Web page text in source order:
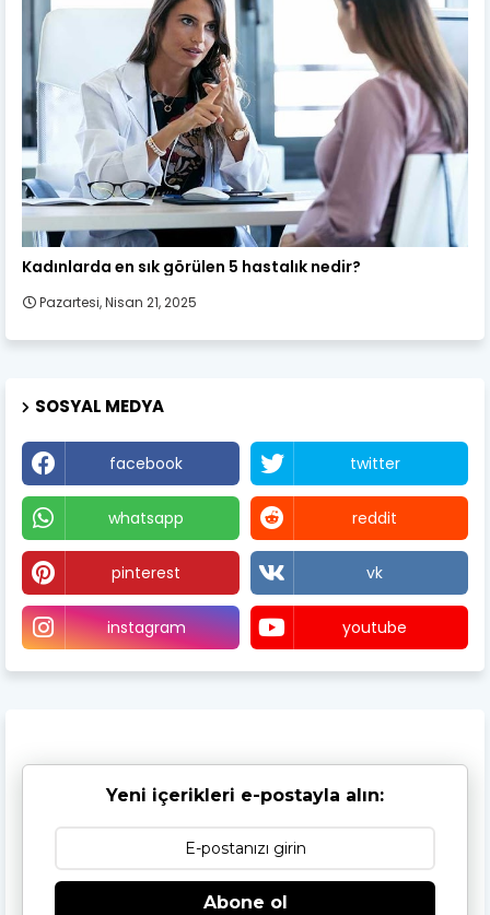
Kadın Sağlığı
Kadınlarda en sık görülen 5 hastalık nedir?
Pazartesi, Nisan 21, 2025
SOSYAL MEDYA
facebook twitter
whatsapp reddit
pinterest vk
instagram youtube
Yeni içerikleri e-postayla alın:
Abone ol